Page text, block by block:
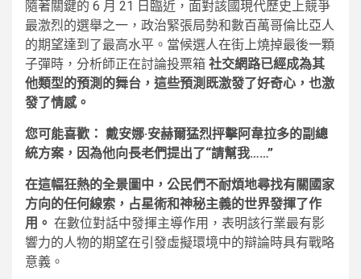
隨著關鍵的 6 月 21 日臨近，面對該國現代歷史上競爭
最激烈的選舉之一，政治緊張局勢和數百萬哥倫比亞人
的期望達到了最高水平。當候選人在街上燒掉最後一顆
子彈時，分析師正在討論投票箱 社交網路已經成為其
他類型的預測的舞台，這些預測既激發了好奇心，也激
發了情感。
您可能喜歡： 戴安娜·安赫爾猛烈抨擊阿韋拉多的副總
統方案，因為他向長老們提出了“請幫我……”
在這幅狂熱的全景圖中，公民們不耐煩地尋找有關國家
方向的任何線索，占星術和神秘主義的世界發揮了作
用。 在數位對話中發揮主導作用，表明該行業最有影
響力的人物的期望在引發虛擬環境中的辯論時具有戰略
意義。